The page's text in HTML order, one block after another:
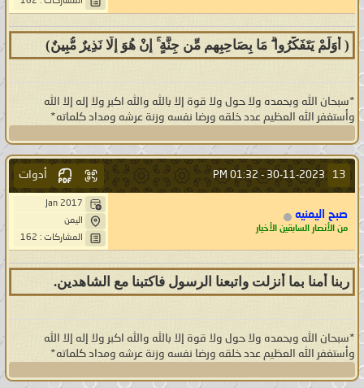
( أَوَلَمْ يَتَفَكَّرُوا ۗ مَا بِصَاحِبِهِم مِّن جِنَّةٍ ۚ إِنْ هُوَ إِلَّا نَذِيرٌ مُّبِينٌ)
*سبحان الله وبحمده ولا حول ولا قوة إلا بالله والله اكبر ولا إله إلا الله
وأستغفر الله العظيم عدد خلقه ورضا نفسه وزنة عرشه ومداد كلماته*
13
30-11-2023 -
01:32 PM أدوات
صبح اليمنيه
من الأنصار السابقين الأخيار
Jan 2017
اليمن
المشاركات : 162
ربنا أمنا بما أنزلت واتبعنا الرسول فاكتبنا مع الشاهدين.
*سبحان الله وبحمده ولا حول ولا قوة إلا بالله والله اكبر ولا إله إلا الله
وأستغفر الله العظيم عدد خلقه ورضا نفسه وزنة عرشه ومداد كلماته*